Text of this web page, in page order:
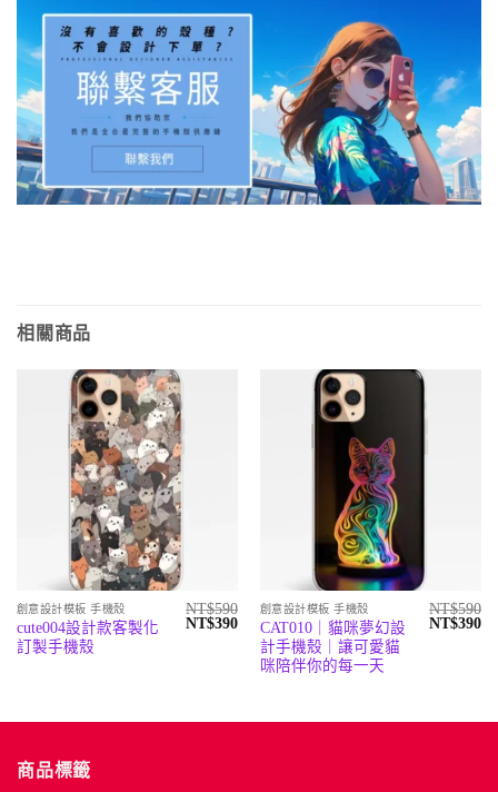
相關商品
創意設計模板 手機殼
cute004設計款客製化
訂製手機殼
NT$590
原
NT$390目
格：
創意設計模板 手機殼
CAT010｜貓咪夢幻設
計手機殼｜讓可愛貓
咪陪伴你的每一天
NT$590
原
NT$390目
商品標籤